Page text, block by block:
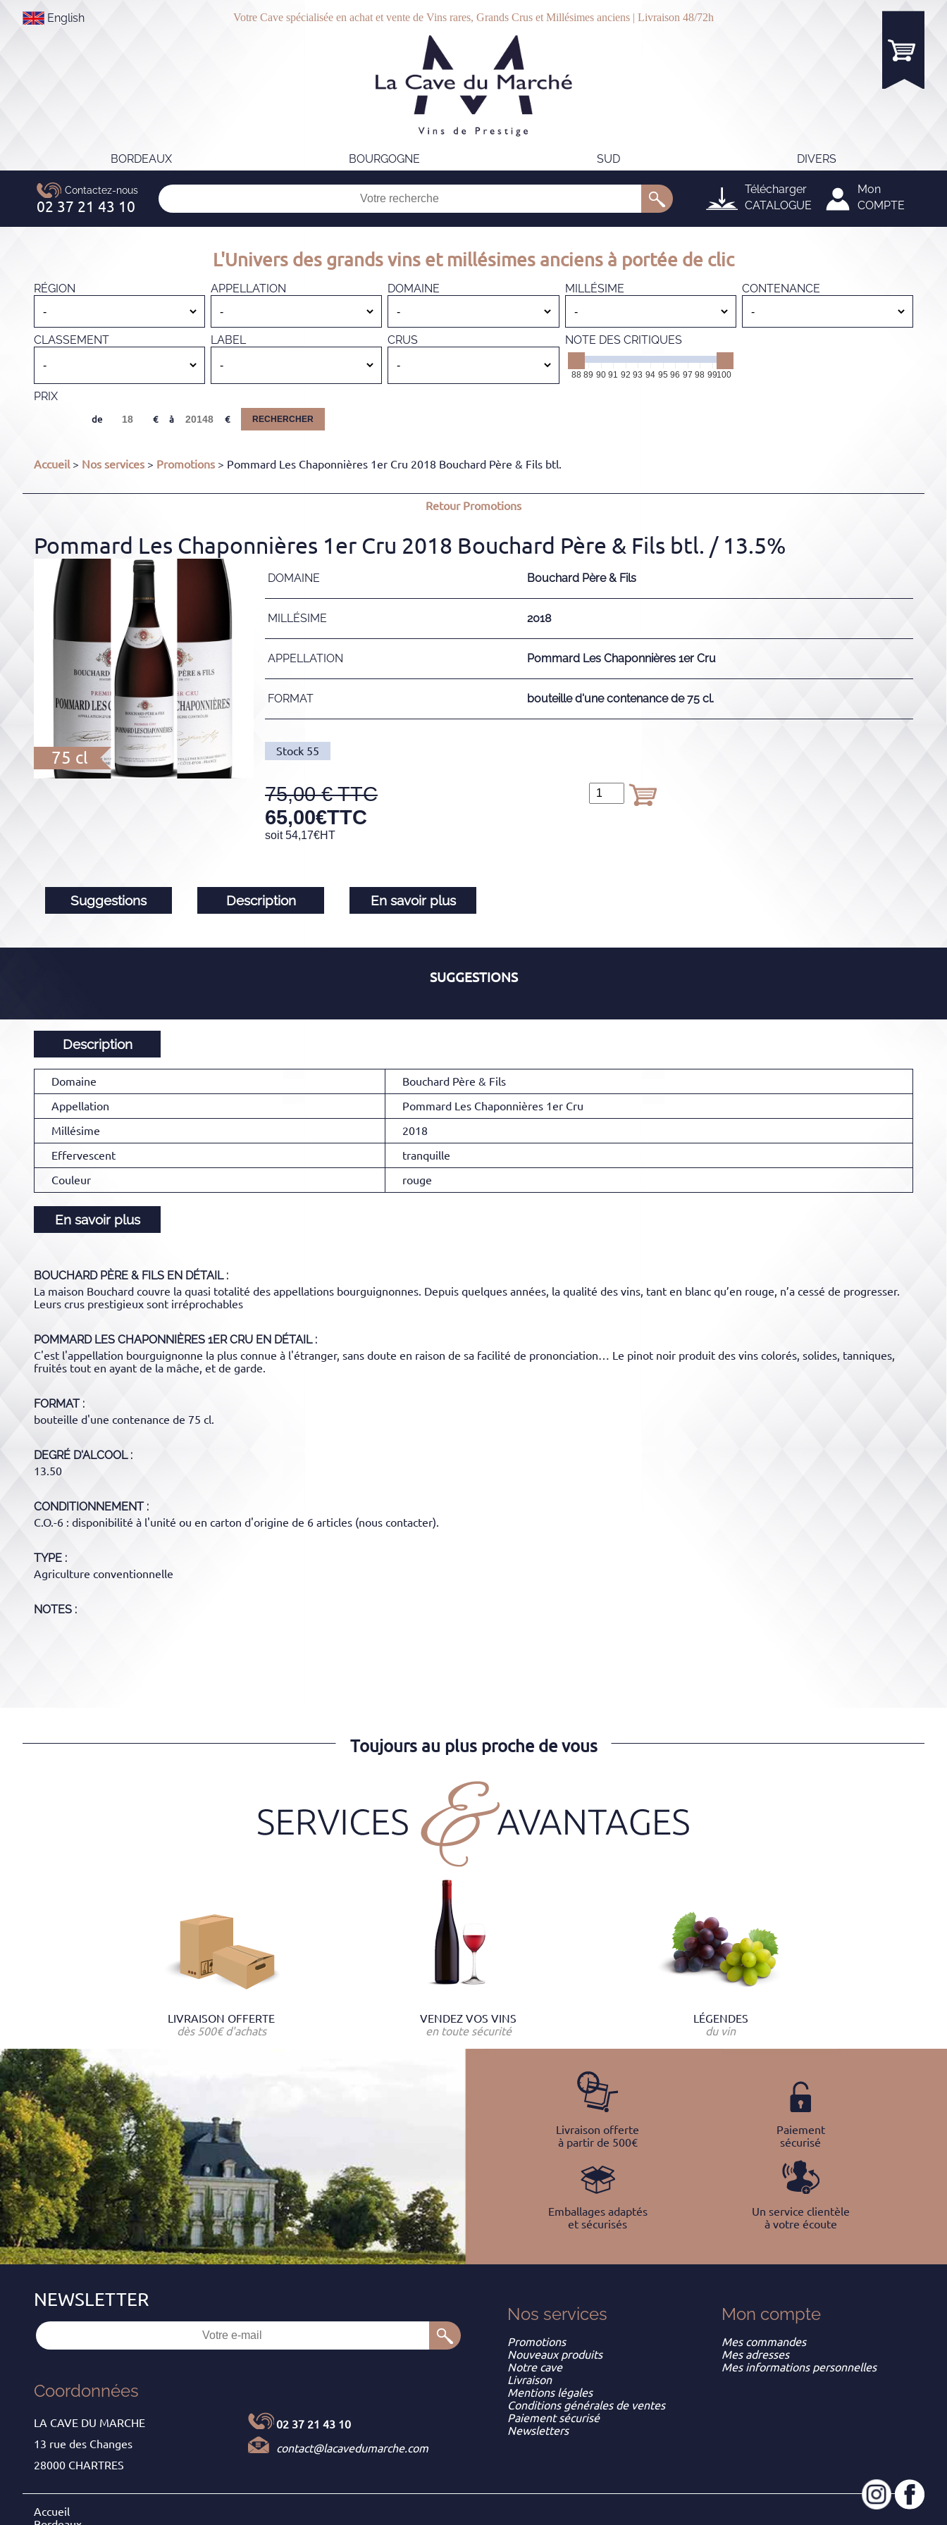
English Votre Cave spécialisée en achat et vente de Vins rares, Grands Crus et Millésimes anciens | Livraison 48/72h
BORDEAUX BOURGOGNE SUD DIVERS
Télécharger
CATALOGUE
Mon
COMPTE
L'Univers des grands vins et millésimes anciens à portée de clic
RÉGION APPELLATION DOMAINE MILLÉSIME CONTENANCE
CLASSEMENT LABEL CRUS NOTE DES CRITIQUES
88 89 90 91 92 93 94 95 96 97 98 99100
PRIX
de à RECHERCHER
Accueil> Nos services > Promotions > Pommard Les Chaponnières 1er Cru 2018 Bouchard Père & Fils btl.
RetourPromotions
Pommard Les Chaponnières 1er Cru 2018 Bouchard Père & Fils btl. / 13.5%
75 cl
DOMAINE Bouchard Père & Fils
MILLÉSIME 2018
APPELLATION Pommard Les Chaponnières 1er Cru
FORMAT bouteille d'une contenance de 75 cl.
Stock 55
75,00
65,00€TTC
soit 54,17€HT
Suggestions Description En savoir plus
SUGGESTIONS
Description
Domaine
Bouchard Père & Fils
Appellation
Pommard Les Chaponnières 1er Cru
Millésime
2018
Effervescent
tranquille
Couleur
rouge
En savoir plus
BOUCHARD PÈRE & FILS EN DÉTAIL :
La maison Bouchard couvre la quasi totalité des appellations bourguignonnes. Depuis quelques années, la qualité des vins, tant en blanc qu’en rouge, n’a cessé de progresser.
Leurs crus prestigieux sont irréprochables
POMMARD LES CHAPONNIÈRES 1ER CRU EN DÉTAIL :
C'est l'appellation bourguignonne la plus connue à l'étranger, sans doute en raison de sa facilité de prononciation… Le pinot noir produit des vins colorés, solides, tanniques,
fruités tout en ayant de la mâche, et de garde.
FORMAT
bouteille d'une contenance de 75 cl.
DEGRÉ D'ALCOOL
13.50
CONDITIONNEMENT
C.O.-6 : disponibilité à l'unité ou en carton d'origine de 6 articles (nous contacter).
TYPE
Agriculture conventionnelle
NOTES :
Toujours au plus proche de vous
LIVRAISON OFFERTE
dès 500€ d'achats
VENDEZ VOS VINS
en toute sécurité
LÉGENDES
du vin
Livraison offerte
à partir de 500€
Paiement
sécurisé
Emballages adaptés
et sécurisés
Un service clientèle
à votre écoute
Coordonnées
LA CAVE DU MARCHE
13 rue des Changes
28000 CHARTRES
02 37 21 43 10
contact@lacavedumarche.com
Nos services
Promotions
Nouveaux produits
Notre cave
Livraison
Mentions légales
Conditions générales de ventes
Paiement sécurisé
Newsletters
Mon compte
Mes commandes
Mes adresses
Mes informations personnelles
Accueil